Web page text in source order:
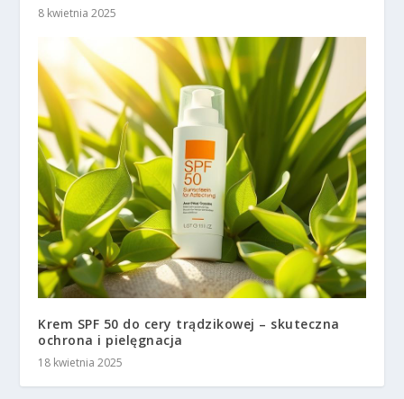
8 kwietnia 2025
Krem SPF 50 do cery trądzikowej – skuteczna
ochrona i pielęgnacja
18 kwietnia 2025